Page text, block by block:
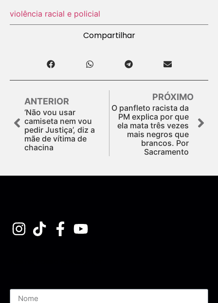
violência racial e policial
Compartilhar
ANTERIOR
‘Não vou usar
camiseta nem vou
pedir Justiça’, diz a
mãe de vítima de
chacina
PRÓXIMO
O panfleto racista da
PM explica por que
ela mata três vezes
mais negros que
brancos. Por
Sacramento